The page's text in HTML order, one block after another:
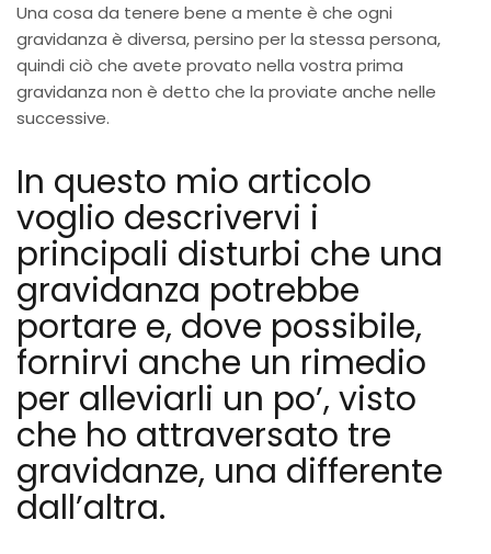
Una cosa da tenere bene a mente è che ogni
gravidanza è diversa, persino per la stessa persona,
quindi ciò che avete provato nella vostra prima
gravidanza non è detto che la proviate anche nelle
successive.
In questo mio articolo
voglio descrivervi i
principali disturbi che una
gravidanza potrebbe
portare e, dove possibile,
fornirvi anche un rimedio
per alleviarli un po’, visto
che ho attraversato tre
gravidanze, una differente
dall’altra.